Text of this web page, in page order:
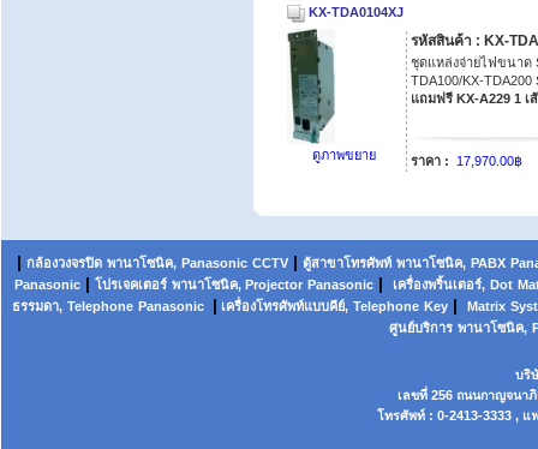
KX-TDA0104XJ
ดูภาพขยาย
รหัสสินค้า : KX-
ชุดแหล่งจ่ายไฟขนาด
TDA100/KX-TDA200
แถมฟรี KX-A229 1 เ
ราคา : 17,970.00฿
| กล้องวงจรปิด พานาโซนิค, Panasonic CCTV | ตู้สาขาโทรศัพท์ พานาโซนิค, PABX
Panasonic| โปรเจคเตอร์ พานาโซนิค, Projector Panasonic| เครื่องพริ้นเตอร์, Dot
ธรรมดา, Telephone Panasonic | เครื่องโทรศัพท์แบบคีย์, Telephone Key | Matrix
ศูนย์บริการ พานาโซนิค,
บริ
เลขที่ 256 ถนนกาญจนาภิ
โทรศัพท์ : 0-2413-3333 , แ